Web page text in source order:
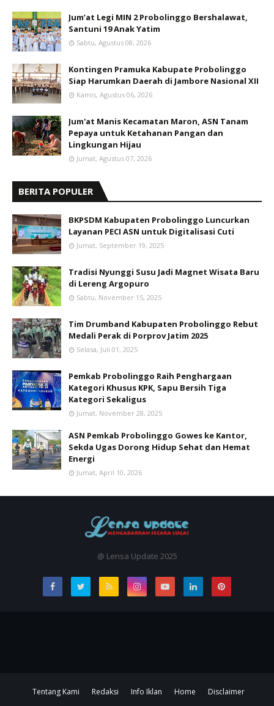
Jum’at Legi MIN 2 Probolinggo Bershalawat,
Santuni 19 Anak Yatim
Sabtu, Agustus 08, 2026
Kontingen Pramuka Kabupate Probolinggo
Siap Harumkan Daerah di Jambore Nasional XII
Kamis, Agustus 06, 2026
Jum'at Manis Kecamatan Maron, ASN Tanam
Pepaya untuk Ketahanan Pangan dan
Lingkungan Hijau
Jumat, Agustus 07, 2026
BERITA POPULER
BKPSDM Kabupaten Probolinggo Luncurkan
Layanan PECI ASN untuk Digitalisasi Cuti
Jumat, September 19, 2025
Tradisi Nyunggi Susu Jadi Magnet Wisata Baru
di Lereng Argopuro
Sabtu, November 15, 2025
Tim Drumband Kabupaten Probolinggo Rebut
Medali Perak di Porprov Jatim 2025
Selasa, Juli 01, 2025
Pemkab Probolinggo Raih Penghargaan
Kategori Khusus KPK, Sapu Bersih Tiga
Kategori Sekaligus
Jumat, November 28, 2025
ASN Pemkab Probolinggo Gowes ke Kantor,
Sekda Ugas Dorong Hidup Sehat dan Hemat
Energi
Jumat, April 10, 2026
@ Lensa Update 2025
Tentang Kami Redaksi Info Iklan Home
Disclaimer